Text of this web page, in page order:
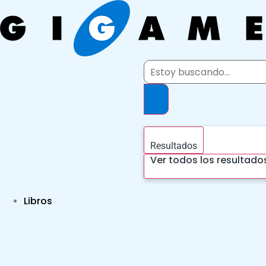
al
contenido
Search
Resultados
Ver todos los
Libros